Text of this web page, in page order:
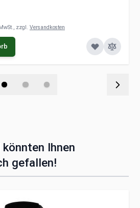
zzgl. Versandkosten
Ihnen
gefallen!